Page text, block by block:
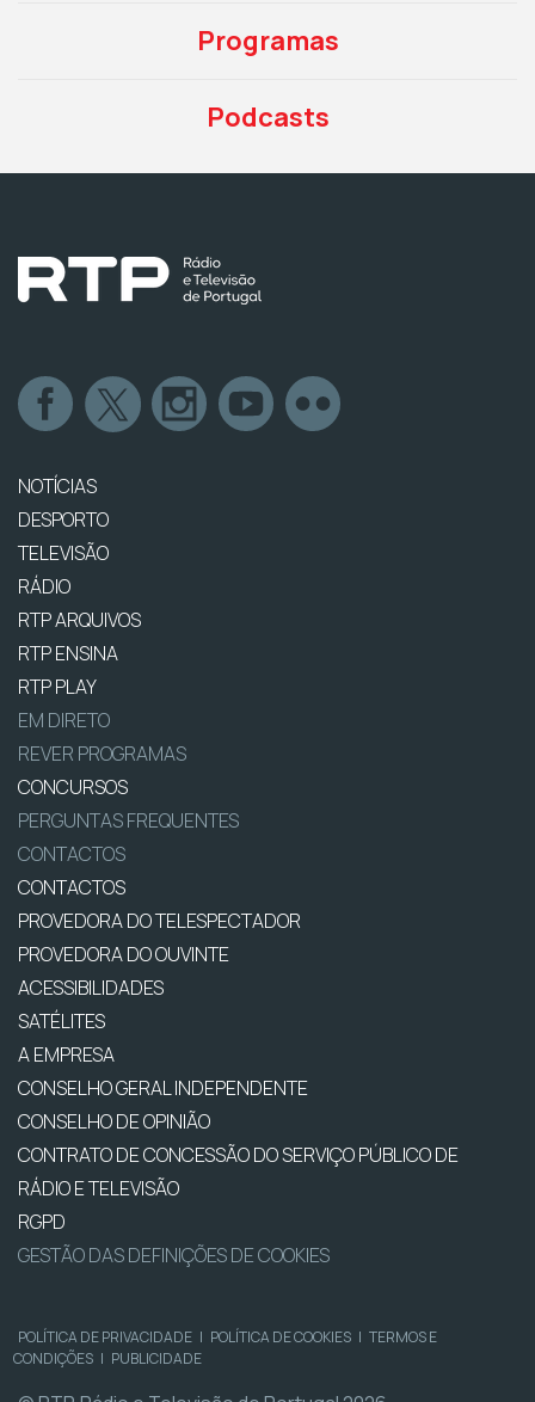
Programas
Podcasts
NOTÍCIAS
DESPORTO
TELEVISÃO
RÁDIO
RTP ARQUIVOS
RTP ENSINA
RTP PLAY
EM DIRETO
REVER PROGRAMAS
CONCURSOS
PERGUNTAS FREQUENTES
CONTACTOS
CONTACTOS
PROVEDORA DO TELESPECTADOR
PROVEDORA DO OUVINTE
ACESSIBILIDADES
SATÉLITES
A EMPRESA
CONSELHO GERAL INDEPENDENTE
CONSELHO DE OPINIÃO
CONTRATO DE CONCESSÃO DO SERVIÇO PÚBLICO DE
RÁDIO E TELEVISÃO
RGPD
GESTÃO DAS DEFINIÇÕES DE COOKIES
POLÍTICA DE PRIVACIDADE | POLÍTICA DE COOKIES | TERMOS E
CONDIÇÕES | PUBLICIDADE